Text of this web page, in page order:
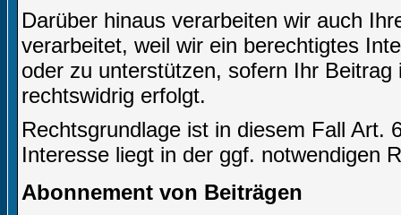
Darüber hinaus verarbeiten wir auch
verarbeitet, weil wir ein berechtigtes
oder zu unterstützen, sofern Ihr
rechtswidrig erfolgt.
Rechtsgrundlage ist in diesem Fall Art.
Interesse liegt in der ggf. notwendigen
Abonnement von Beiträgen